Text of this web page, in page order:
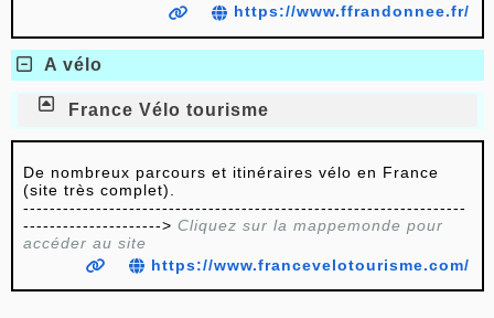
https://www.ffrandonnee.fr/
A vélo
France Vélo tourisme
De nombreux parcours et itinéraires vélo en France
(site très complet).
-------------------------------------------------------------------
---------------------> Cliquez sur la mappemonde pour
accéder au site
https://www.francevelotourisme.com/